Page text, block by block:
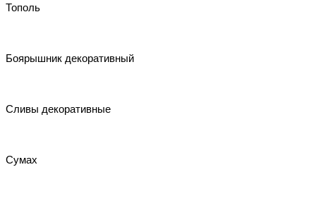
Тополь
Боярышник декоративный
Сливы декоративные
Сумах